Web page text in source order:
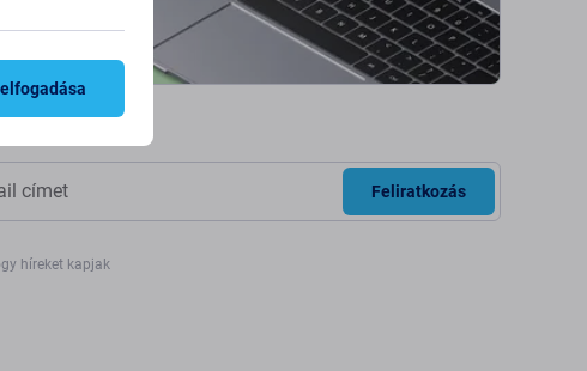
Feliratkozás
híreket kapjak